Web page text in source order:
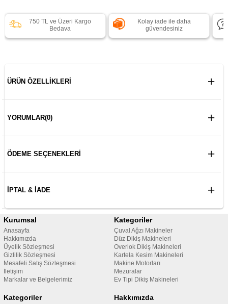
750 TL ve Üzeri Kargo
Bedava
Kolay iade ile daha
güvendesiniz
ÜRÜN ÖZELLIKLERI
YORUMLAR(0)
ÖDEME SEÇENEKLERI
İPTAL & İADE
Kurumsal
Anasayfa
Hakkımızda
Üyelik Sözleşmesi
Gizlilik Sözleşmesi
Mesafeli Satış Sözleşmesi
İletişim
Markalar ve Belgelerimiz
Kategoriler
Çuval Ağzı Makineler
Düz Dikiş Makineleri
Overlok Dikiş Makineleri
Kartela Kesim Makineleri
Makine Motorları
Mezuralar
Ev Tipi Dikiş Makineleri
Kategoriler Hakkımızda